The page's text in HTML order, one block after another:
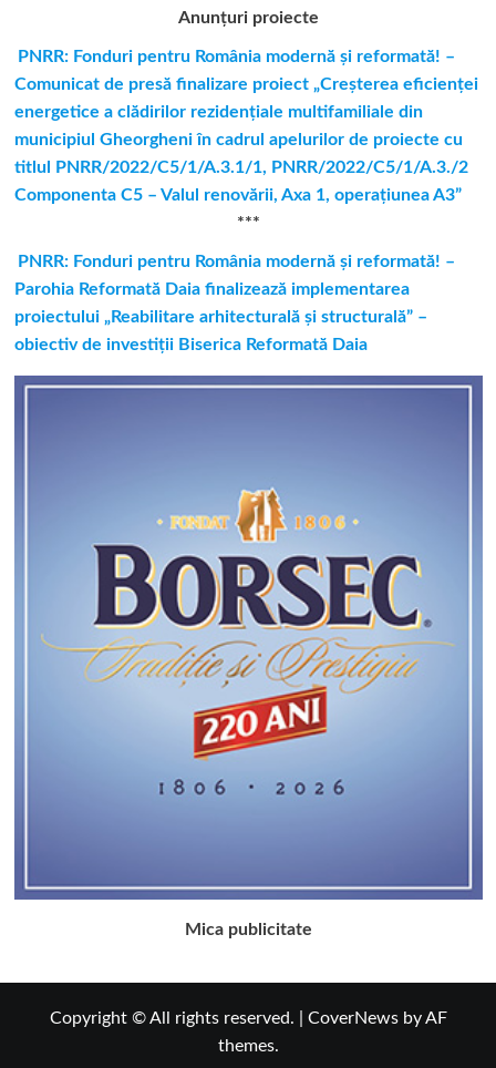
Anunțuri proiecte
PNRR: Fonduri pentru România modernă şi reformată! –
Comunicat de presă finalizare proiect „Creşterea eficienţei
energetice a clădirilor rezidenţiale multifamiliale din
municipiul Gheorgheni în cadrul apelurilor de proiecte cu
titlul PNRR/2022/C5/1/A.3.1/1, PNRR/2022/C5/1/A.3./2
Componenta C5 – Valul renovării, Axa 1, operaţiunea A3”
***
PNRR: Fonduri pentru România modernă și reformată! –
Parohia Reformată Daia finalizează implementarea
proiectului „Reabilitare arhitecturală și structurală” –
obiectiv de investiții Biserica Reformată Daia
Mica publicitate
Copyright © All rights reserved. CoverNewsby AF
themes.